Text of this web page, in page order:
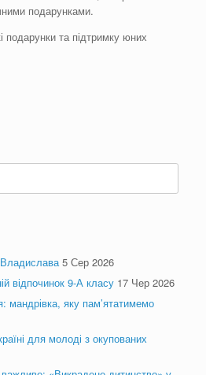
подарунками.
та підтримку юних
5 Сер 2026
відпочинок 9-А класу 17 Чер 2026
мандрівка, яку пам’ятатимемо
для молоді з окупованих